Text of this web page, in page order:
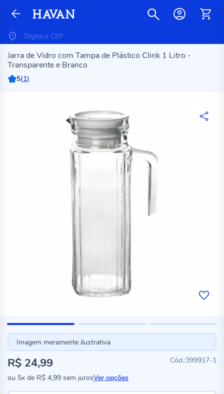
Jarra de Vidro com Tampa de Plástico Clink 1 Litro -
Transparente e Branco
5(1)
Imagem meramente ilustrativa
399917-1
R$ 24,99
ou 5x de R$ 4,99 sem jurosVer opções